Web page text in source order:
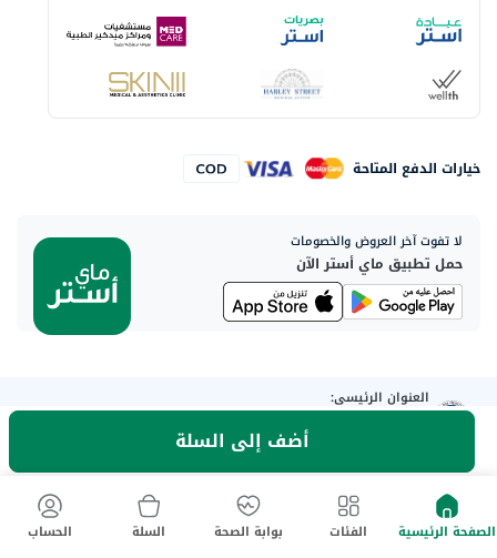
أضف إلى السلة
خيارات الدفع المتاحة
لا تفوت آخر العروض والخصومات
حمل تطبيق ماي أستر الآن
العنوان الرئيسي:
Aster DM Healthcare, 33rd Floor - Aspect Tower Business Bay, Dubai
كلمنا واتساب
الصفحة الرئيسية الفئات بوابة الصحة السلة الحساب